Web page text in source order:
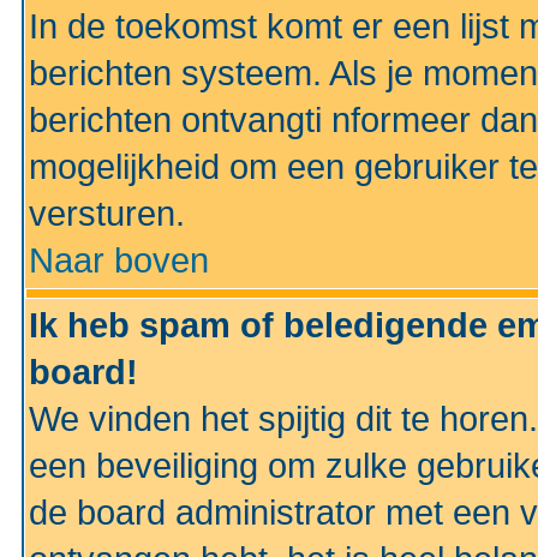
In de toekomst komt er een lijst
berichten systeem. Als je
berichten ontvangti nformeer
mogelijkheid om een gebruiker
versturen.
Naar boven
Ik heb spam of beledigende
board!
We vinden het spijtig dit te
een beveiliging om zulke
de board administrator met een